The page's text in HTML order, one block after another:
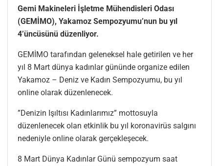
Gemi Makineleri İşletme Mühendisleri Odası
(GEMİMO), Yakamoz Sempozyumu’nun bu yıl
4’üncüsünü düzenliyor.
GEMİMO tarafından geleneksel hale getirilen ve her
yıl 8 Mart dünya kadınlar gününde organize edilen
Yakamoz – Deniz ve Kadın Sempozyumu, bu yıl
online olarak düzenlenecek.
”Denizin Işıltısı Kadınlarımız” mottosuyla
düzenlenecek olan etkinlik bu yıl koronavirüs salgını
nedeniyle online olarak gerçekleşecek.
8 Mart Dünya Kadınlar Günü sempozyum saat